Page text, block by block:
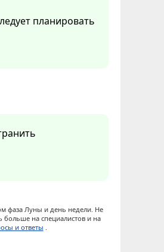
планировать
фаза Луны и день недели. Не
на специалистов и на
и ответы .